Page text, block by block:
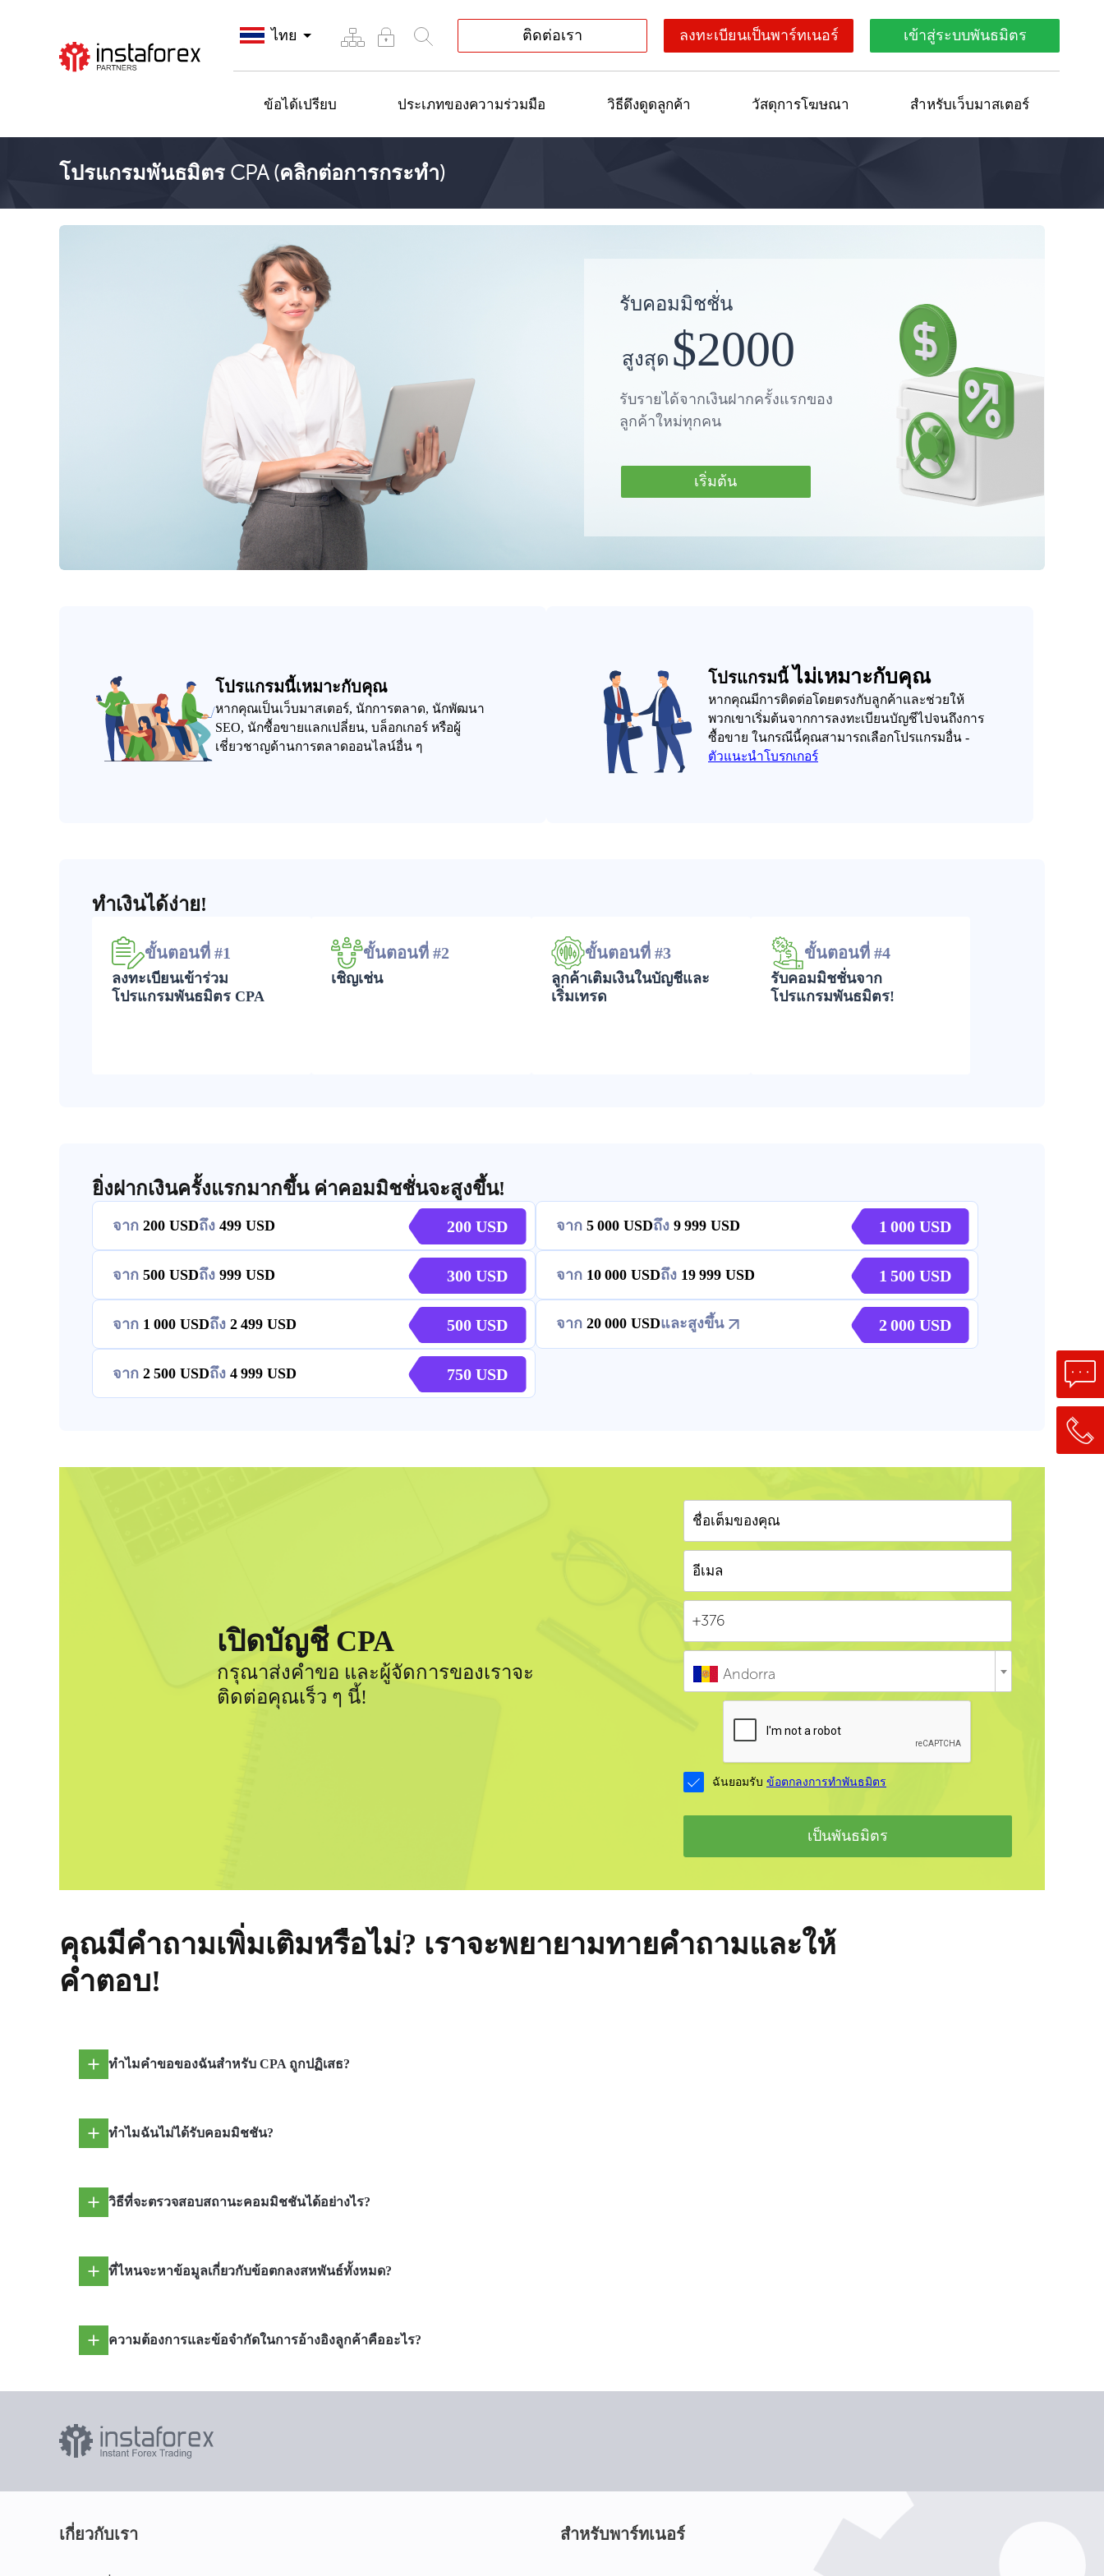
ไทย ติดต่อเรา ลงทะเบียนเป็นพาร์ทเนอร์ เข้าสู่ระบบพันธมิตร
ข้อได้เปรียบ ประเภทของความร่วมมือ วิธีดึงดูดลูกค้า วัสดุการโฆษณา สำหรับเว็บมาสเตอร์
โปรแกรมพันธมิตร CPA (คลิกต่อการกระทำ)
รับคอมมิชชั่น
สูงสุด $2000
รับรายได้จากเงินฝากครั้งแรกของ
ลูกค้าใหม่ทุกคน
เริ่มต้น
โปรแกรมนี้เหมาะกับคุณ
หากคุณเป็นเว็บมาสเตอร์, นักการตลาด, นักพัฒนา
SEO, นักซื้อขายแลกเปลี่ยน, บล็อกเกอร์ หรือผู้
เชี่ยวชาญด้านการตลาดออนไลน์อื่น ๆ
โปรแกรมนี้ ไม่เหมาะกับคุณ
หากคุณมีการติดต่อโดยตรงกับลูกค้าและช่วยให้
พวกเขาเริ่มต้นจากการลงทะเบียนบัญชีไปจนถึงการ
ซื้อขาย ในกรณีนี้คุณสามารถเลือกโปรแกรมอื่น -
ตัวแนะนำโบรกเกอร์
ทำเงินได้ง่าย!
ขั้นตอนที่ #1
ลงทะเบียนเข้าร่วม
โปรแกรมพันธมิตร CPA
ขั้นตอนที่ #2
เชิญเช่น
ขั้นตอนที่ #3
ลูกค้าเติมเงินในบัญชีและ
เริ่มเทรด
ขั้นตอนที่ #4
รับคอมมิชชั่นจาก
โปรแกรมพันธมิตร!
ยิ่งฝากเงินครั้งแรกมากขึ้น ค่าคอมมิชชั่นจะสูงขึ้น!
จาก 200 ถึง 499 200 จาก 5 000 ถึง 9 999 1 000
จาก 500 ถึง 999 300 จาก 10 000 ถึง 19 999 1 500
จาก 1 000 ถึง 2 499 500 จาก 20 000 และสูงขึ้น 2 000
จาก 2 500 ถึง 4 999 750
เปิดบัญชี CPA
กรุณาส่งคำขอ และผู้จัดการของเราจะ
ติดต่อคุณเร็ว ๆ นี้!
Andorra
ฉันยอมรับ ข้อตกลงการทำพันธมิตร
เป็นพันธมิตร
คุณมีคำถามเพิ่มเติมหรือไม่? เราจะพยายามทายคำถามและให้
คำตอบ!
ทำไมคำขอของฉันสำหรับ CPA ถูกปฏิเสธ?
ทำไมฉันไม่ได้รับคอมมิชชัน?
วิธีที่จะตรวจสอบสถานะคอมมิชชันได้อย่างไร?
ที่ไหนจะหาข้อมูลเกี่ยวกับข้อตกลงสหพันธ์ทั้งหมด?
ความต้องการและข้อจำกัดในการอ้างอิงลูกค้าคืออะไร?
เกี่ยวกับเรา สำหรับพาร์ทเนอร์